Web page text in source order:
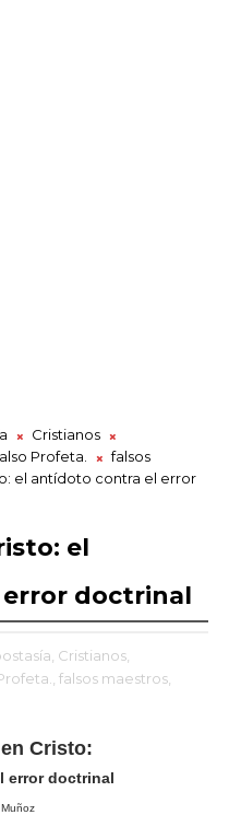
Cristianos
Profeta.
falsos
el antídoto contra el error
el
doctrinal
Cristianos,
falsos maestros,
Cristo:
error doctrinal